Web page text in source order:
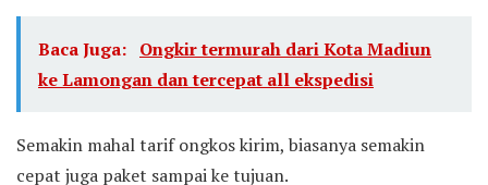
Baca Juga: Ongkir termurah dari Kota Madiun
ke Lamongan dan tercepat all ekspedisi
Semakin mahal tarif ongkos kirim, biasanya semakin
cepat juga paket sampai ke tujuan.